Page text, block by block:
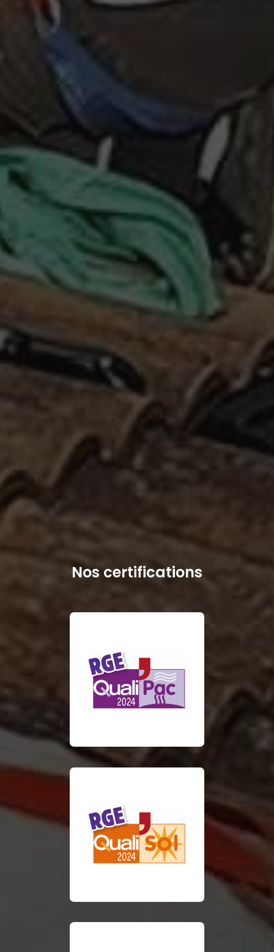
Nos certifications